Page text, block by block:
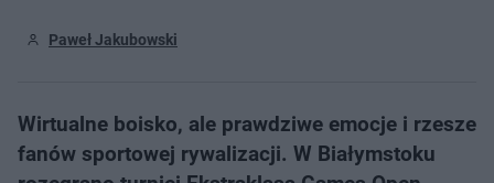
Paweł Jakubowski
Wirtualne boisko, ale prawdziwe emocje i rzesze
fanów sportowej rywalizacji. W Białymstoku